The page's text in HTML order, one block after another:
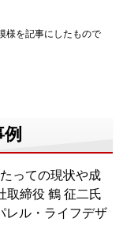
様を記事にしたもので
っての現状や成
取締役 鶴 征二氏
レル・ライフデザ